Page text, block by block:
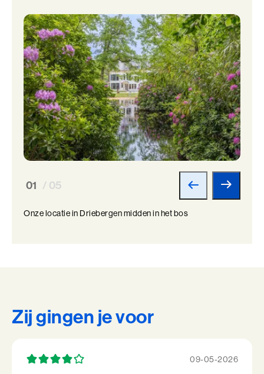
01 / 05
Onze locatie in Driebergen midden in het bos
Zij gingen je voor
09-05-2026